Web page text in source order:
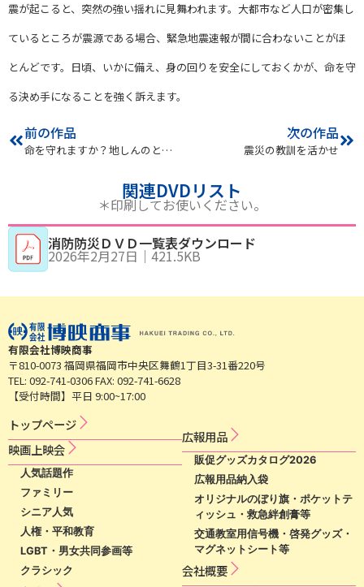
震が起こると、突然の強い揺れに見舞われます。大都市など人口が密集し
ているところが震源である場合、緊急地震速報が間に合わないことがほ
とんどです。日頃、いかに備え、身の回りを安全にしておくかが、命を守
る決め手になることを強く訴えます。
前の作品
命を守れますか？地しんのとき つ波のとき
次の作品
震災の教訓を活かせ
関連DVDリスト
＊印刷してお使いください。
消防防災ＤＶＤ一覧表ダウンロード
2026年2月27日 ｜ 421.5KB
有限会社博映商事
〒810-0073 福岡県福岡市中央区舞鶴1丁目3-31番220号
TEL: 092-741-0306 FAX: 092-741-6628
【受付時間】平日 9:00~17:00
トップページ
映​画​上​映​会​​
人気話題作
ファミリー
シニア人気
人権・平和教育
LGBT・男女共同参画等
クラシック
広​報​用​品​
販促グッズカタログ2026
広報用品納入袋
オリジナルのぼり旗・ポケットテ
ィッシュ・救急絆創膏等
交通教室用信号機・啓発グッズ・
マグネットシート等
会社概要